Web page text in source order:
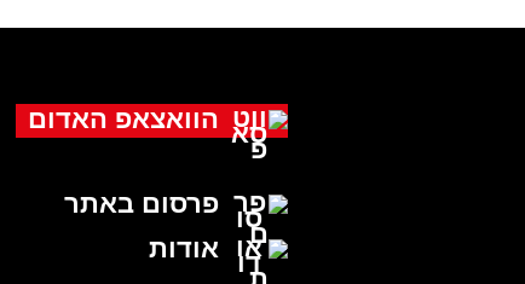
הוואצאפ האדום
פרסום באתר
אודות